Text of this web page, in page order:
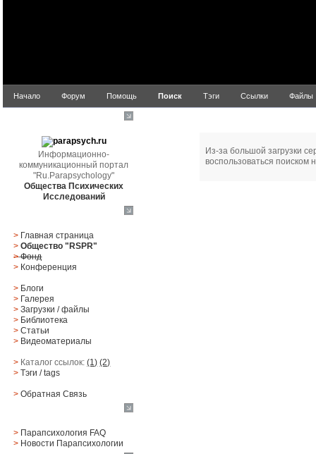
Начало Форум Помощь Поиск Тэги Ссылки Файлы
Информационно-
коммуникационный портал
"Ru.Parapsychology"
Общества Психических
Исследований
> Главная страница
> Общество "RSPR"
> Фонд
> Конференция
> Блоги
> Галерея
> Загрузки/файлы
> Библиотека
> Статьи
> Видеоматериалы
> Каталог ссылок:(1) (2)
> Тэги/ tags
> Обратная Cвязь
> Парапсихология FAQ
> Новости Парапсихологии
Из-за большой загрузки
воспользоваться поиском